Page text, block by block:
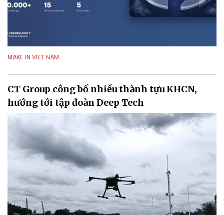
MAKE IN VIET NAM
CT Group công bố nhiều thành tựu KHCN,
hướng tới tập đoàn Deep Tech